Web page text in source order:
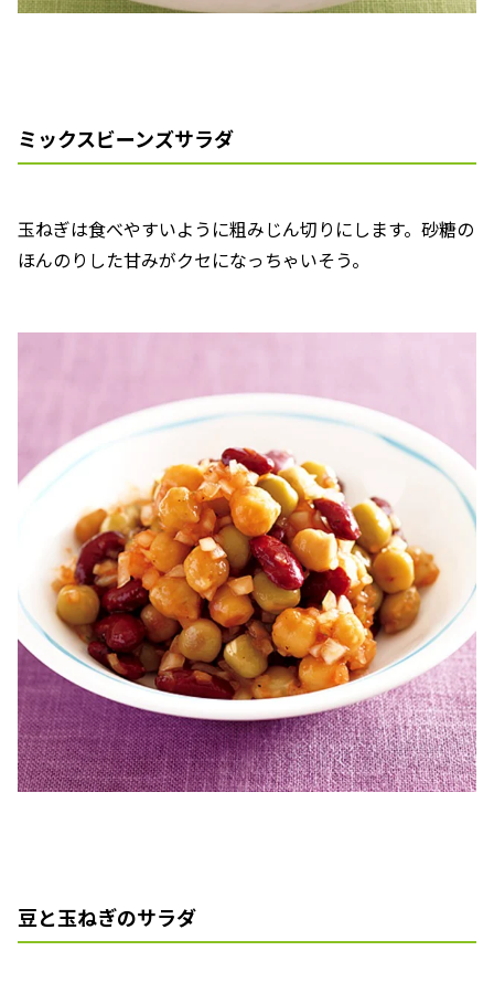
ミックスビーンズサラダ
玉ねぎは食べやすいように粗みじん切りにします。砂糖の
ほんのりした甘みがクセになっちゃいそう。
豆と玉ねぎのサラダ